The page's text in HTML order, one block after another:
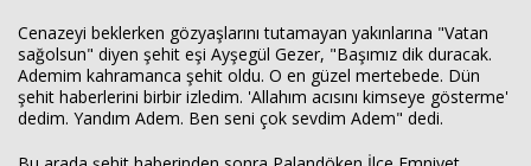
Cenazeyi beklerken gözyaşlarını tutamayan yakınlarına "Vatan
sağolsun" diyen şehit eşi Ayşegül Gezer, "Başımız dik duracak.
Ademim kahramanca şehit oldu. O en güzel mertebede. Dün
şehit haberlerini birbir izledim. 'Allahım acısını kimseye gösterme'
dedim. Yandım Adem. Ben seni çok sevdim Adem" dedi.